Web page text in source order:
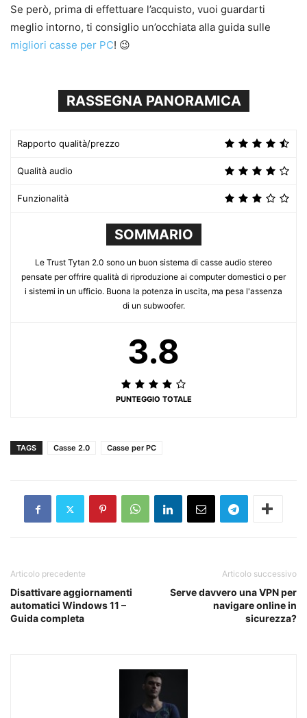
Se però, prima di effettuare l’acquisto, vuoi guardarti
meglio intorno, ti consiglio un’occhiata alla guida sulle
migliori casse per PC! 😉
RASSEGNA PANORAMICA
Rapporto qualità/prezzo
Qualità audio
Funzionalità
SOMMARIO
Le Trust Tytan 2.0 sono un buon sistema di casse audio stereo
pensate per offrire qualità di riproduzione ai computer domestici o per
i sistemi in un ufficio. Buona la potenza in uscita, ma pesa l'assenza
di un subwoofer.
3.8
PUNTEGGIO TOTALE
TAGS Casse 2.0 Casse per PC
Articolo precedente
Disattivare aggiornamenti
automatici Windows 11 –
Guida completa
Articolo successivo
Serve davvero una VPN per
navigare online in
sicurezza?